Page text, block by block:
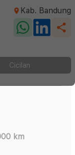
Kab. Bandung
Cicilan
km